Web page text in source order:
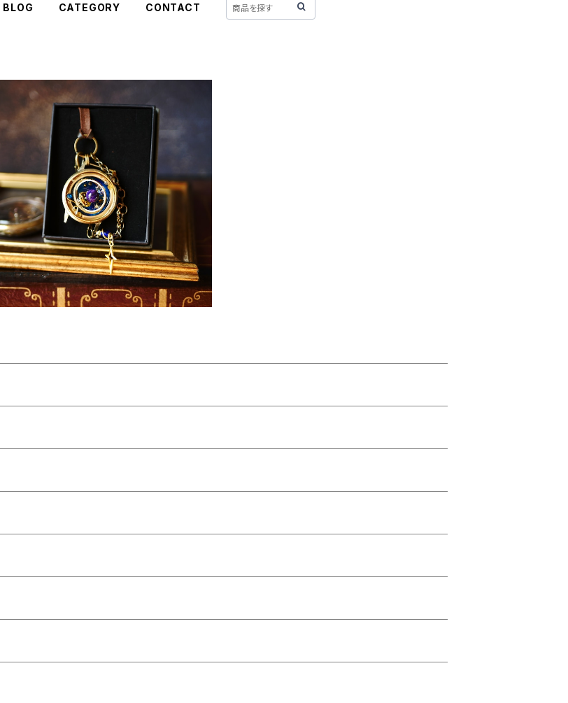
BLOG CATEGORY CONTACT
series「device」パープルアイ （d-021）
¥7,700
SOLD OUT